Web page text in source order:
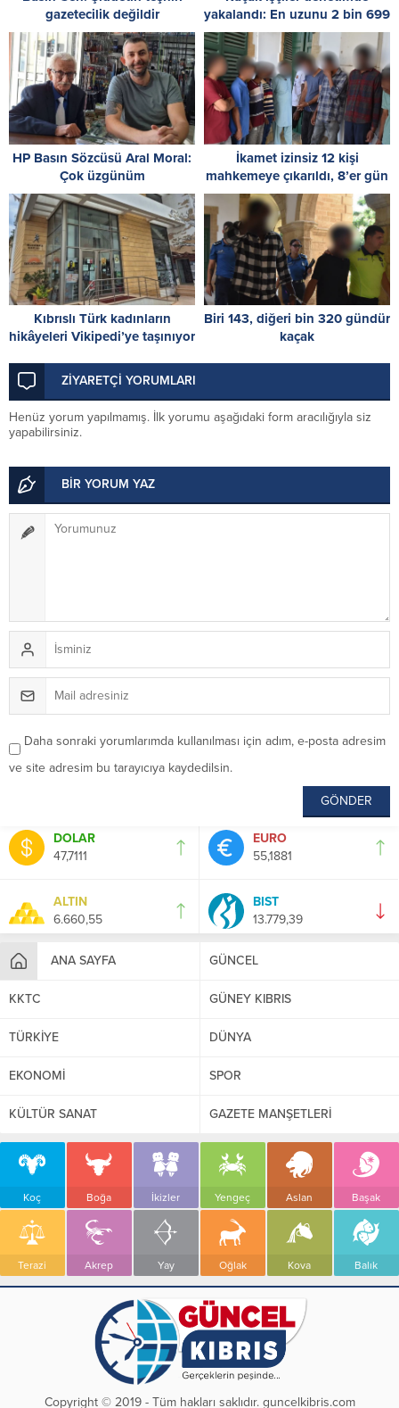
DOLAR
47,7111
EURO
55,1881
ALTIN
6.660,55
BIST
13.779,39
ANA SAYFA GÜNCEL
KKTC GÜNEY KIBRIS
TÜRKİYE DÜNYA
EKONOMİ SPOR
KÜLTÜR SANAT GAZETE MANŞETLERİ
Koç Boğa İkizler Yengeç Aslan Başak
Terazi Akrep Yay Oğlak Kova Balık
gazetecilik değildir
yakalandı: En uzunu 2 bin 699
gündür izinsiz
HP Basın Sözcüsü Aral Moral:
Çok üzgünüm
İkamet izinsiz 12 kişi
mahkemeye çıkarıldı, 8’er gün
tutukluluk emri verildi
Kıbrıslı Türk kadınların
hikâyeleri Vikipedi’ye taşınıyor
Biri 143, diğeri bin 320 gündür
kaçak
ZİYARETÇİ YORUMLARI
Henüz yorum yapılmamış. İlk yorumu aşağıdaki form aracılığıyla siz
yapabilirsiniz.
BİR YORUM YAZ
Daha sonraki yorumlarımda kullanılması için adım, e-posta adresim
ve site adresim bu tarayıcıya kaydedilsin.
Copyright © 2019 - Tüm hakları saklıdır. guncelkibris.com